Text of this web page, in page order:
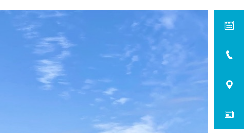
サルプレップの飲み方 ２杯
内視鏡
モビプレップの飲み方 ２杯